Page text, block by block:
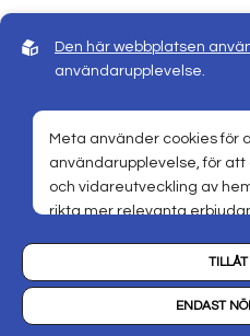
Den här webbplatsen
användarupplevelse.
Meta använder cookies för
användarupplevelse, för
och vidareutveckling av
rikta mer relevanta
efterhand hittar du den
ENDAST